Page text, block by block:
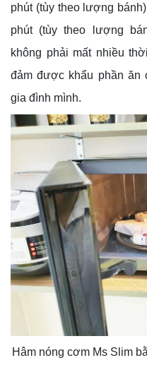
phút (tùy theo lượng
phút (tùy theo lượng
không phải mất nhiều
đảm được khẩu phần ăn
gia đình mình.
Hâm nóng cơm Ms Slim